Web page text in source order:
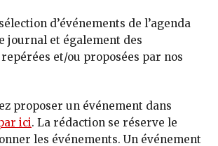
d’événements de l’agenda
journal et également des
et/ou proposées par nos
proposer un événement dans
ici. La rédaction se réserve le
les événements. Un événement